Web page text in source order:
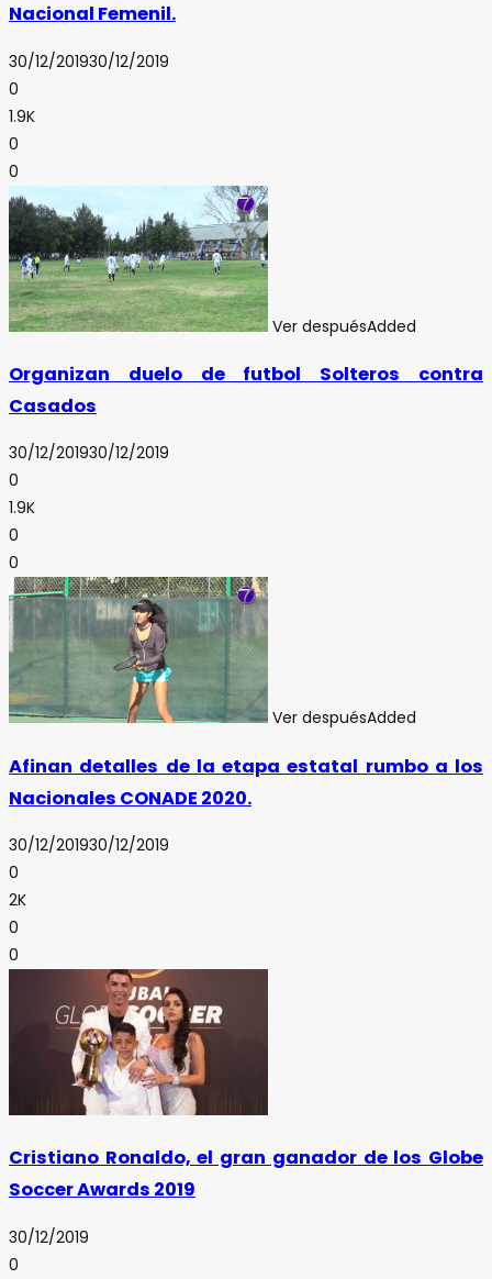
Nacional Femenil.
30/12/201930/12/2019
0
1.9K
0
0
Ver despuésAdded
Organizan duelo de futbol Solteros contra
Casados
30/12/201930/12/2019
0
1.9K
0
0
Ver despuésAdded
Afinan detalles de la etapa estatal rumbo a los
Nacionales CONADE 2020.
30/12/201930/12/2019
0
2K
0
0
Cristiano Ronaldo, el gran ganador de los Globe
Soccer Awards 2019
30/12/2019
0